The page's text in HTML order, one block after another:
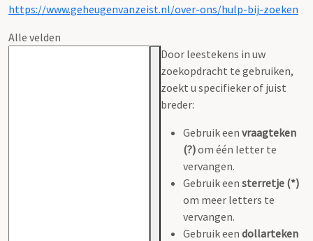
https://www.geheugenvanzeist.nl/over-ons/hulp-bij-zoeken
Alle velden
Door leestekens in uw
zoekopdracht te gebruiken,
zoekt u specifieker of juist
breder:
Gebruik een vraagteken
(?)om één letter te
vervangen.
Gebruik een sterretje (*)
om meer letters te
vervangen.
Gebruik een dollarteken